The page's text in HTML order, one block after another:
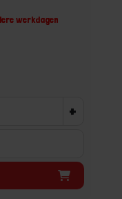
werkdagen
+